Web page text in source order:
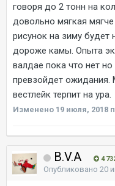
говоря до 2 тонн на
довольно мягкая
рисунок на зиму будет
дороже камы. Опыта
валдае пока что нет
превзойдет ожидания.
вестлейк терпит на ура.
Изменено 19 июля, 2018
B.V.A 4
Опубликовано 20